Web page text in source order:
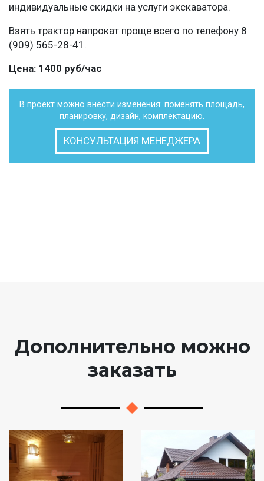
индивидуальные скидки на услуги экскаватора.
Взять трактор напрокат проще всего по телефону 8
(909) 565-28-41.
Цена: 1400 руб/час
В проект можно внести изменения: поменять площадь,
планировку, дизайн, комплектацию.
КОНСУЛЬТАЦИЯ МЕНЕДЖЕРА
Дополнительно можно
заказать